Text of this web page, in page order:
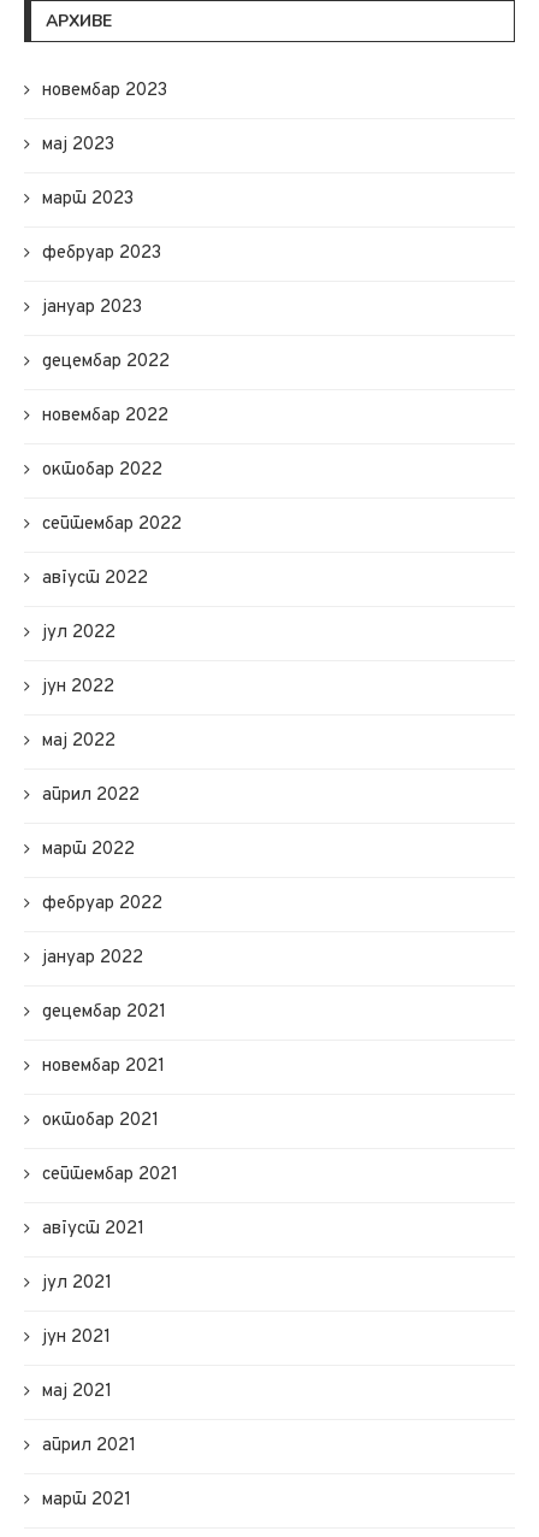
АРХИВЕ
новембар 2023
мај 2023
март 2023
фебруар 2023
јануар 2023
децембар 2022
новембар 2022
октобар 2022
септембар 2022
август 2022
јул 2022
јун 2022
мај 2022
април 2022
март 2022
фебруар 2022
јануар 2022
децембар 2021
новембар 2021
октобар 2021
септембар 2021
август 2021
јул 2021
јун 2021
мај 2021
април 2021
март 2021